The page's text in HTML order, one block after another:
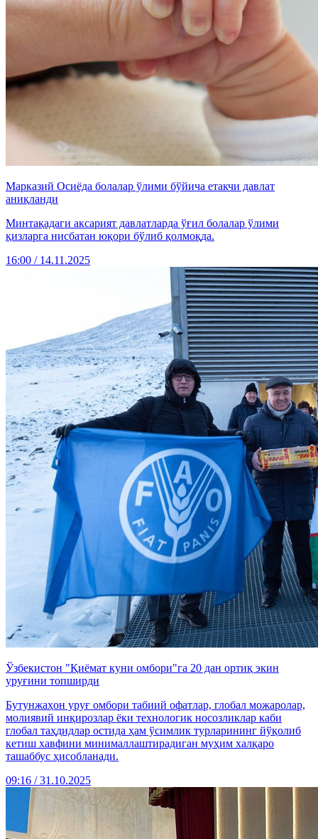
Марказий Осиёда болалар ўлими бўйича етакчи давлат
аниқланди
Минтақадаги аксарият давлатларда ўғил болалар ўлими
қизларга нисбатан юқори бўлиб қолмоқда.
16:00 / 14.11.2025
Ўзбекистон "Қиёмат куни омбори"га 20 дан ортиқ экин
уруғини топширди
Бутунжаҳон уруғ омбори табиий офатлар, глобал можаролар,
молиявий инқирозлар ёки технологик носозликлар каби
глобал таҳдидлар остида ҳам ўсимлик турларининг йўқолиб
кетиш хавфини минималлаштирадиган муҳим халқаро
ташаббус ҳисобланади.
09:16 / 31.10.2025